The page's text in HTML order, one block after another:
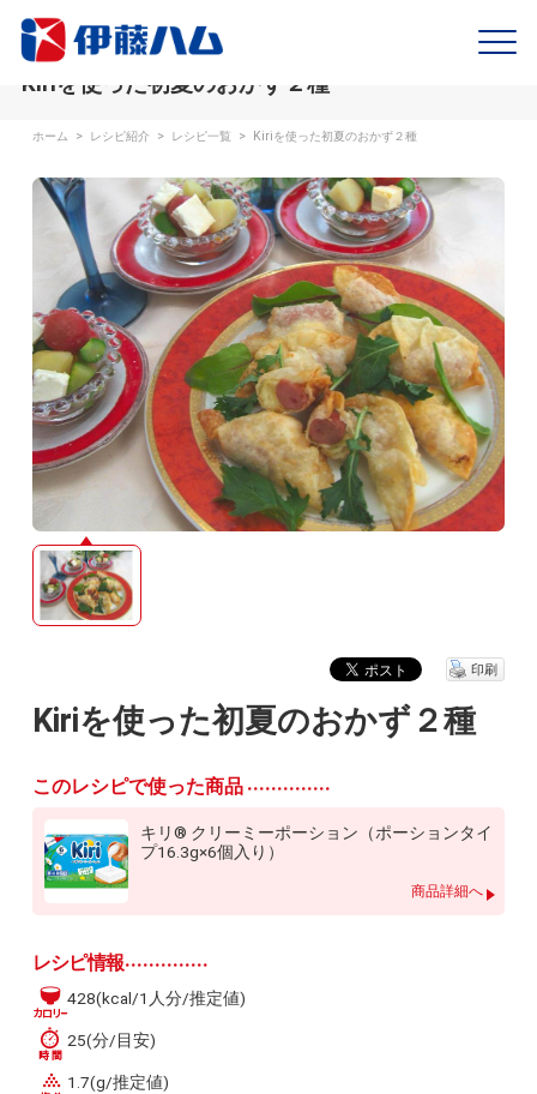
Kiriを使った初夏のおかず２種
ホーム > レシピ紹介 > レシピ一覧 > Kiriを使った初夏のおかず２種
Kiriを使った初夏のおかず２種
印刷
このレシピで使った商品
キリ® クリーミーポーション（ポーションタイ
プ16.3g×6個入り）
商品詳細へ
レシピ情報
428(kcal/1人分/推定値)
25(分/目安)
1.7(g/推定値)